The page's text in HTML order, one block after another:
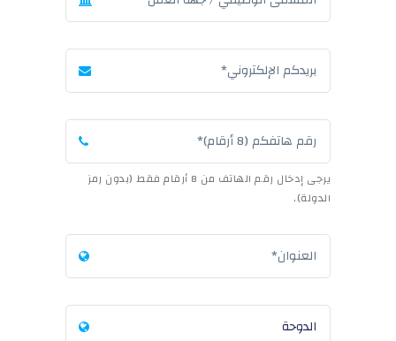
يرجى إدخال رقم الهاتف من 8 أرقام فقط (بدون رمز
الدولة).